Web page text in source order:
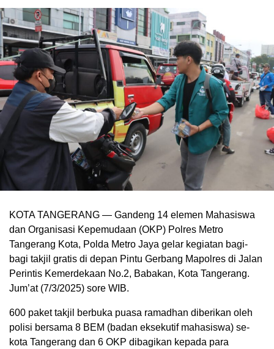
KOTA TANGERANG — Gandeng 14 elemen Mahasiswa
dan Organisasi Kepemudaan (OKP) Polres Metro
Tangerang Kota, Polda Metro Jaya gelar kegiatan bagi-
bagi takjil gratis di depan Pintu Gerbang Mapolres di Jalan
Perintis Kemerdekaan No.2, Babakan, Kota Tangerang.
Jum’at (7/3/2025) sore WIB.
600 paket takjil berbuka puasa ramadhan diberikan oleh
polisi bersama 8 BEM (badan eksekutif mahasiswa) se-
kota Tangerang dan 6 OKP dibagikan kepada para